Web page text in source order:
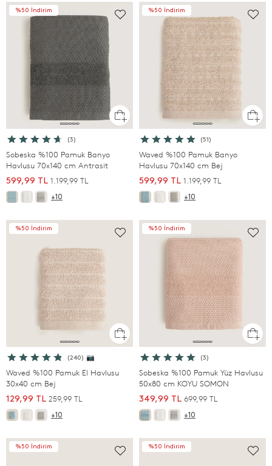
%50 İndirim
(3)
Sobeska %100 Pamuk Banyo
Havlusu 70x140 cm Antrasit
599,99 TL 1.199,99 TL
+10
%50 İndirim
(51)
Waved %100 Pamuk Banyo
Havlusu 70x140 cm Bej
599,99 TL 1.199,99 TL
+10
%50 İndirim
(240) 📷
Waved %100 Pamuk El Havlusu
30x40 cm Bej
129,99 TL 259,99 TL
+10
%50 İndirim
(3)
Sobeska %100 Pamuk Yüz Havlusu
50x80 cm KOYU SOMON
349,99 TL 699,99 TL
+10
%50 İndirim %50 İndirim